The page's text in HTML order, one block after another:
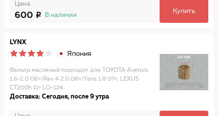
Цена
600 В наличии
Купить
LYNX
Япония
Фильтр масляный подходит для TOYOTA Avensis
1.6-2.0 08>/Rav 4 2.0 08>/Yaris 1.8 07>, LEXUS
CT200h 11> LO-124
Доставка: Сегодня, после 9 утра